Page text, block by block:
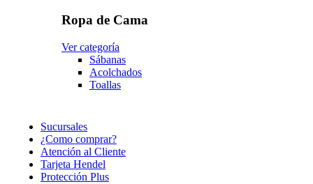
Ropa de Cama
Ver categoría
Sábanas
Acolchados
Toallas
Sucursales
¿Como comprar?
Atención al Cliente
Tarjeta Hendel
Protección Plus